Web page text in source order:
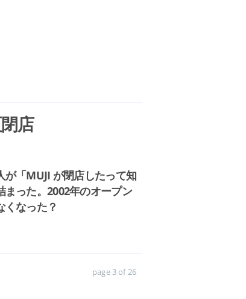
店
「MUJI が閉店したって知
った。2002年のオープン
くなった？
page 3 of 26